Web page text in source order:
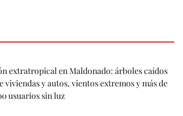
extratropical en Maldonado: árboles caídos
viviendas y autos, vientos extremos y más de
usuarios sin luz